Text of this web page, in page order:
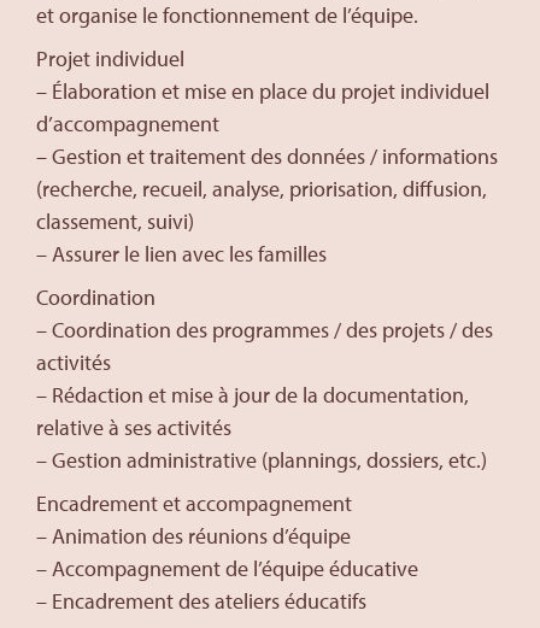
et organise le fonctionnement de l’équipe.
Projet individuel
– Élaboration et mise en place du projet individuel
d’accompagnement
– Gestion et traitement des données / informations
(recherche, recueil, analyse, priorisation, diffusion,
classement, suivi)
– Assurer le lien avec les familles
Coordination
– Coordination des programmes / des projets / des
activités
– Rédaction et mise à jour de la documentation,
relative à ses activités
– Gestion administrative (plannings, dossiers, etc.)
Encadrement et accompagnement
– Animation des réunions d’équipe
– Accompagnement de l’équipe éducative
– Encadrement des ateliers éducatifs